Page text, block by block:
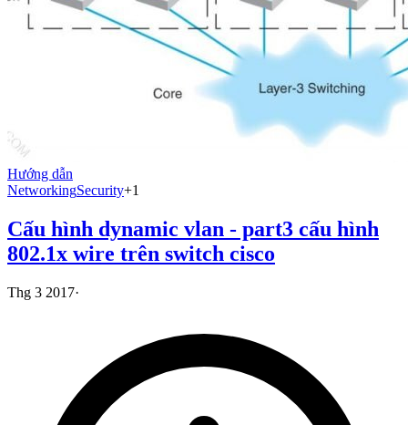
Hướng dẫn
NetworkingSecurity+1
Cấu hình dynamic vlan - part3 cấu hình
802.1x wire trên switch cisco
Thg 3 2017·